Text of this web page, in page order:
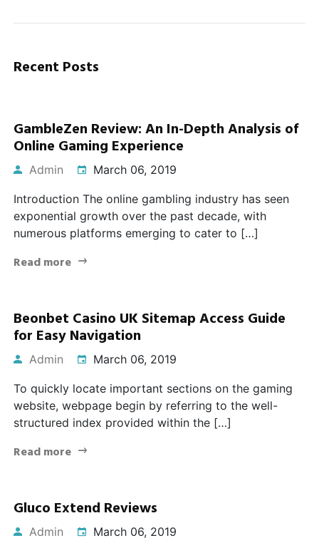
Recent Posts
GambleZen Review: An In-Depth Analysis of
Online Gaming Experience
Admin March 06, 2019
Introduction The online gambling industry has seen
exponential growth over the past decade, with
numerous platforms emerging to cater to […]
Read more
Beonbet Casino UK Sitemap Access Guide
for Easy Navigation
Admin March 06, 2019
To quickly locate important sections on the gaming
website, webpage begin by referring to the well-
structured index provided within the […]
Read more
Gluco Extend Reviews
Admin March 06, 2019